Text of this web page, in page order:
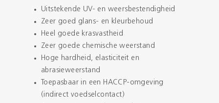
Uitstekende UV- en weersbestendigheid
Zeer goed glans- en kleurbehoud
Heel goede krasvastheid
Zeer goede chemische weerstand
Hoge hardheid, elasticiteit en
abrasieweerstand
Toepasbaar in een HACCP-omgeving
(indirect voedselcontact)